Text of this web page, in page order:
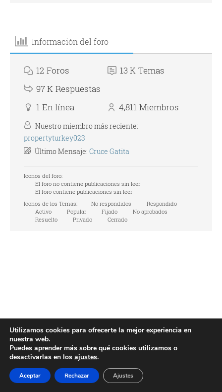
Información del foro
12 Foros 13 K Temas
97 K Respuestas
1 En línea 4,811 Miembros
Nuestro miembro más reciente:
propertyturkey023
Último Mensaje: Cruce Gatita
Iconos del foro:
El foro no contiene publicaciones sin leer
El foro contiene publicaciones sin leer
Iconos de los Temas:
No respondidos
Respondido
Activo
Popular Fijado
No aprobados
Resuelto
Privado Cerrado
Utilizamos cookies para ofrecerte la mejor experiencia en
nuestra web.
Puedes aprender más sobre qué cookies utilizamos o
desactivarlas en los ajustes.
Aceptar Rechazar Ajustes